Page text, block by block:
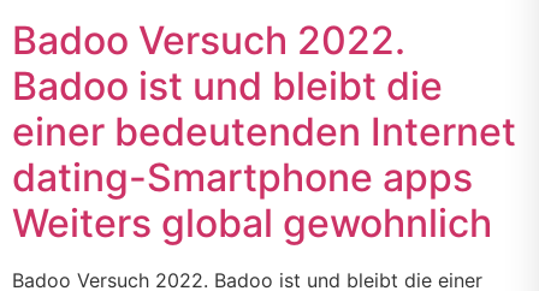
Badoo Versuch 2022.
Badoo ist und bleibt die
einer bedeutenden Internet
dating-Smartphone apps
Weiters global gewohnlich
Badoo Versuch 2022. Badoo ist und bleibt die einer